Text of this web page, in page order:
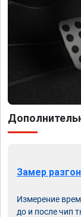
Замер
Измерение
до и после чип